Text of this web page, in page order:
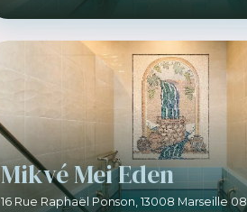
Mikvé Mei Eden
16 Rue Raphaël Ponson, 13008 Marseille 08